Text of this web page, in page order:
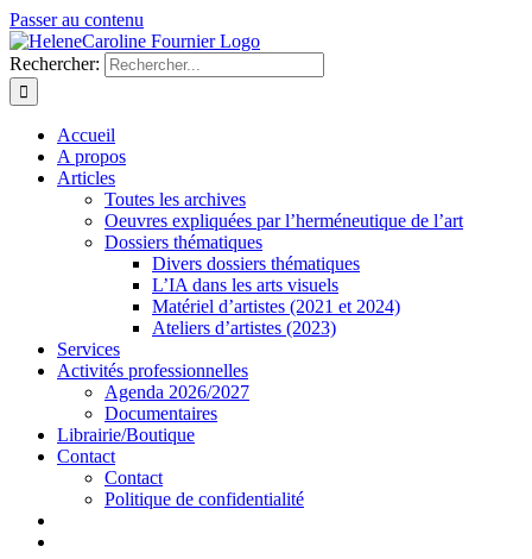
Passer au contenu
Rechercher:
Accueil
A propos
Articles
Toutes les archives
Oeuvres expliquées par l’herméneutique de l’art
Dossiers thématiques
Divers dossiers thématiques
L’IA dans les arts visuels
Matériel d’artistes (2021 et 2024)
Ateliers d’artistes (2023)
Services
Activités professionnelles
Agenda 2026/2027
Documentaires
Librairie/Boutique
Contact
Contact
Politique de confidentialité